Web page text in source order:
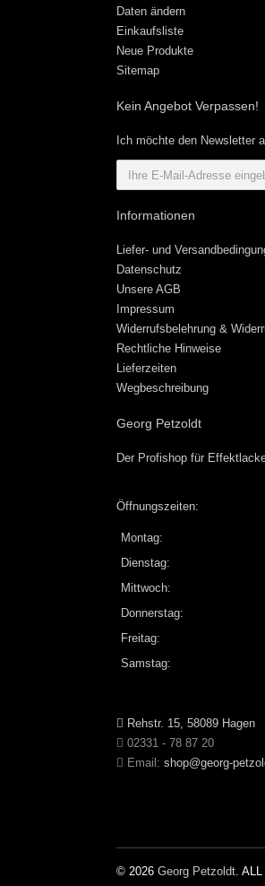
Daten ändern
Einkaufsliste
Neue Produkte
Sitemap
Kein Angebot Verpassen!
Ich möchte den Newsletter
Informationen
Liefer- und
Datenschutz
Unsere AGB
Impressum
Widerrufsbelehrung &
Rechtliche Hinweise
Lieferzeiten
Wegbeschreibung
Georg Petzoldt
Der Profishop für
Öffnungszeiten:
Montag:
Dienstag:
Mittwoch:
Donnerstag:
Freitag:
Samstag:
Rehstr. 15, 58089 Hagen
02331 - 78 87 20
Email: shop@georg-
© 2026 Georg Petzoldt .